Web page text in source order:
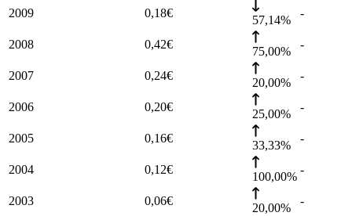
2009
0,18€
57,14%
-
2008 0,42€
75,00%
-
2007 0,24€
20,00%
-
2006 0,20€
25,00%
-
2005 0,16€
33,33%
-
2004 0,12€
100,00%
-
2003 0,06€
20,00%
-